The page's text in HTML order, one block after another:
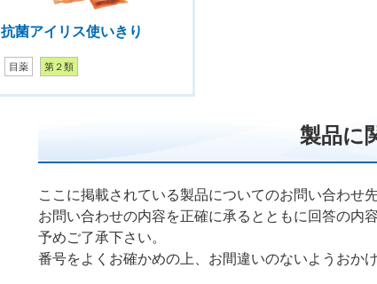
抗菌アイリス使いきり
目薬 第２類
製品に
ここに掲載されている製品についてのお問い合わせ
お問い合わせの内容を正確に承るとともに回答の内
予めご了承下さい。
番号をよくお確かめの上、お間違いのないようおかけ